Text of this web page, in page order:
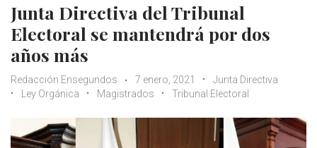
Junta Directiva del Tribunal
Electoral se mantendrá por dos
años más
Redacción Ensegundos 7 enero, 2021
Junta Directiva
Ley Orgánica
Magistrados Tribunal Electoral